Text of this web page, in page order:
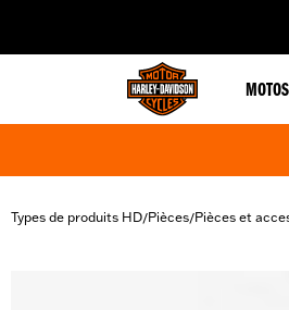
MOTOS
Types de produits HD/Pièces/Pièces et